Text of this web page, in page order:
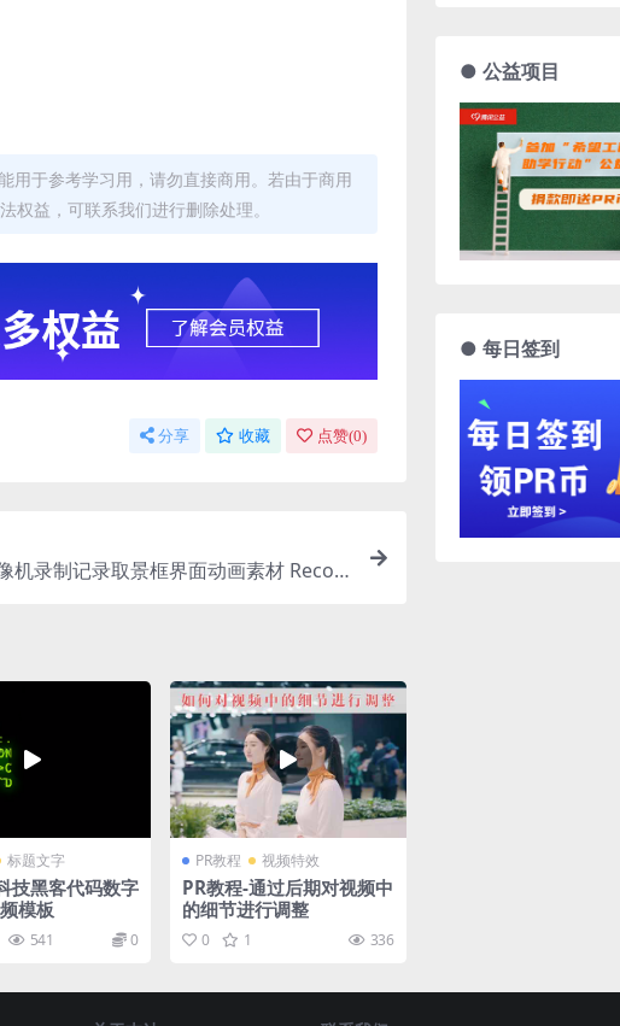
用于参考学习用，请勿直接商用。若由于商用
权益，可联系我们进行删除处理。
分享 收藏 点赞(0)
机录制记录取景框界面动画素材 Recor
标题文字
技黑客代码数字
模板
541 0
PR教程 视频特效
PR教程-通过后期对视频中
的细节进行调整
0 1 336
● 公益项目
● 每日签到